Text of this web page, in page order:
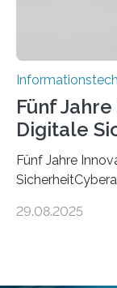
Fünf
Digitale
Fünf Jahre
ErfolgeDie
29.08.2025